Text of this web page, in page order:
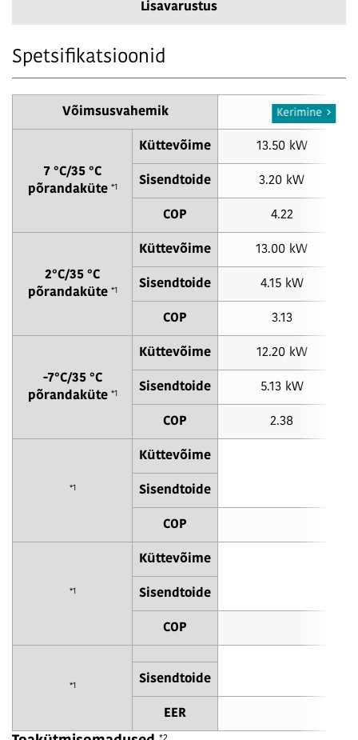
Lisavarustus
Spetsifikatsioonid
Võimsusvahemik 14
7 °C/35 °C
põrandaküte *1
Küttevõime 13.50 kW
Sisendtoide 3.20 kW
COP 4.22
2°C/35 °C
põrandaküte *1
Küttevõime 13.00 kW
Sisendtoide 4.15 kW
COP 3.13
-7°C/35 °C
põrandaküte *1
Küttevõime 12.20 kW
Sisendtoide 5.13 kW
COP 2.38
*1
Küttevõime
Sisendtoide
COP
*1
Küttevõime
Sisendtoide
COP
*1 Sisendtoide
EER
Kerimine